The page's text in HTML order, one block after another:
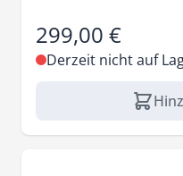
299,00 €
Derzeit nicht auf